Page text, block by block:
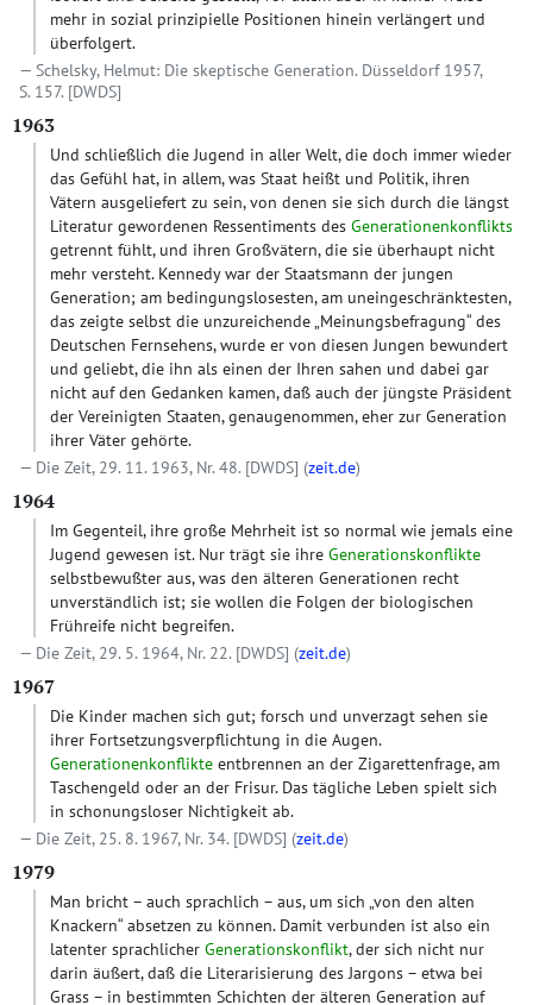
mehr in sozial prinzipielle Positionen hinein verlängert und
überfolgert.
Schelsky, Helmut: Die skeptische Generation. Düsseldorf 1957,
S. 157. [DWDS]
1963
Und schließlich die Jugend in aller Welt, die doch immer wieder
das Gefühl hat, in allem, was Staat heißt und Politik, ihren
Vätern ausgeliefert zu sein, von denen sie sich durch die längst
Literatur gewordenen Ressentiments des Generationenkonflikts
getrennt fühlt, und ihren Großvätern, die sie überhaupt nicht
mehr versteht. Kennedy war der Staatsmann der jungen
Generation; am bedingungslosesten, am uneingeschränktesten,
das zeigte selbst die unzureichende „Meinungsbefragung“ des
Deutschen Fernsehens, wurde er von diesen Jungen bewundert
und geliebt, die ihn als einen der Ihren sahen und dabei gar
nicht auf den Gedanken kamen, daß auch der jüngste Präsident
der Vereinigten Staaten, genaugenommen, eher zur Generation
ihrer Väter gehörte.
Die Zeit, 29. 11. 1963, Nr. 48. [DWDS] (zeit.de)
1964
Im Gegenteil, ihre große Mehrheit ist so normal wie jemals eine
Jugend gewesen ist. Nur trägt sie ihre Generationskonflikte
selbstbewußter aus, was den älteren Generationen recht
unverständlich ist; sie wollen die Folgen der biologischen
Frühreife nicht begreifen.
Die Zeit, 29. 5. 1964, Nr. 22. [DWDS] (zeit.de)
1967
Die Kinder machen sich gut; forsch und unverzagt sehen sie
ihrer Fortsetzungsverpflichtung in die Augen.
Generationenkonflikte entbrennen an der Zigarettenfrage, am
Taschengeld oder an der Frisur. Das tägliche Leben spielt sich
in schonungsloser Nichtigkeit ab.
Die Zeit, 25. 8. 1967, Nr. 34. [DWDS] (zeit.de)
1979
Man bricht – auch sprachlich – aus, um sich „von den alten
Knackern“ absetzen zu können. Damit verbunden ist also ein
latenter sprachlicher Generationskonflikt, der sich nicht nur
darin äußert, daß die Literarisierung des Jargons – etwa bei
Grass – in bestimmten Schichten der älteren Generation auf